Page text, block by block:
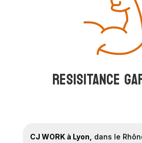
RESISITANCE
CJ WORK à Lyon,
dans le